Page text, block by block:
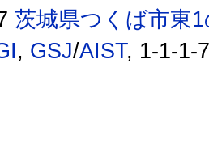
茨城県つくば市東
, GSJ/AIST, 1-1-1-